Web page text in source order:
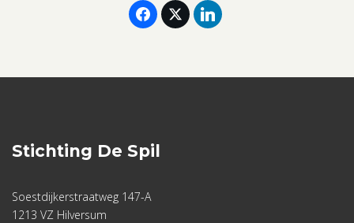
Stichting De Spil
Soestdijkerstraatweg 147-A
1213 VZ Hilversum